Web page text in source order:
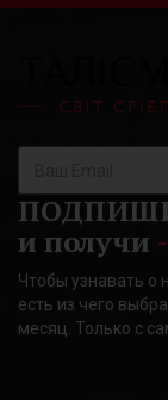
и получи
Чтобы узнавать о
есть из чего
месяц. Только с